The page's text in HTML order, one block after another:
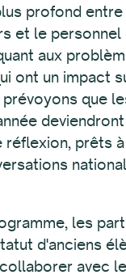
profond entre
et le personnel
aux
ont un impact
que
réflexion, prêts à
les
d'anciens
avec